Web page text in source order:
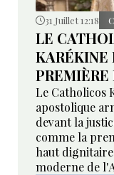
31 Juillet 12:18
LE
KARÉKINE
Le Catholicos
apostolique
devant la
comme la
haut
moderne de